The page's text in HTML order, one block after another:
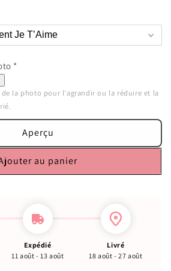
*
la photo pour l'agrandir ou la réduire et la
Aperçu
au panier
Expédié
11 août - 13 août
Livré
18 août - 27 août